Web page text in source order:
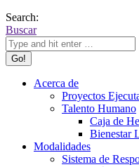
Search:
Buscar
Acerca de
Proyectos
Talento Humano
Caja de
Bienestar
Modalidades
Sistema de